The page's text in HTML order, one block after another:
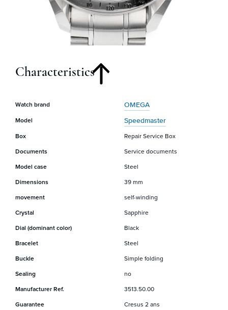
Characteristics
Watch brand OMEGA
Model Speedmaster
Box Repair Service Box
Documents Service documents
Model case Steel
Dimensions 39 mm
movement self-winding
Crystal Sapphire
Dial (dominant color) Black
Bracelet Steel
Buckle Simple folding
Sealing no
Manufacturer Ref. 3513.50.00
Guarantee Cresus 2 ans